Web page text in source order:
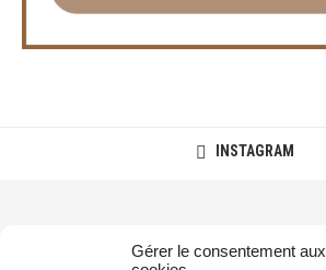
Gérer le consentement aux
INSTAGRAM